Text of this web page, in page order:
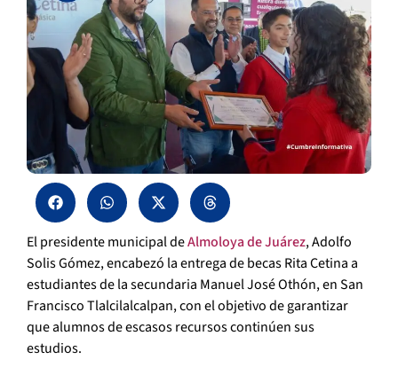
El presidente municipal deAlmoloya de Juárez, Adolfo
Solis Gómez, encabezó la entrega de becas Rita Cetina a
estudiantes de la secundaria Manuel José Othón, en San
Francisco Tlalcilalcalpan, con el objetivo de garantizar
que alumnos de escasos recursos continúen sus
estudios.